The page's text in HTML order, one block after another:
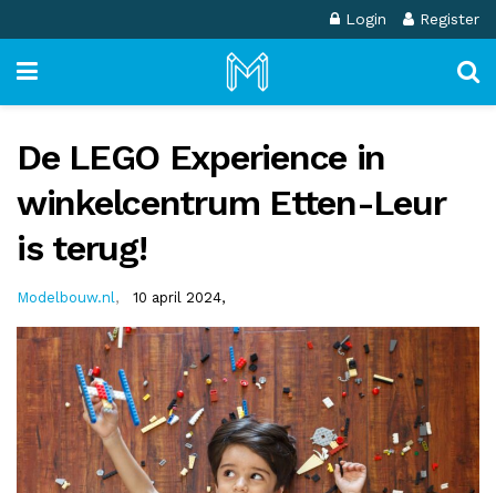
Login Register
De LEGO Experience in
winkelcentrum Etten-Leur
is terug!
Modelbouw.nl , 10 april 2024,